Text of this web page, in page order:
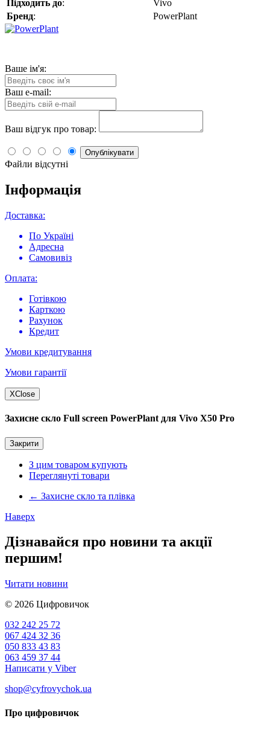
Підходить до:
Vivo
Бренд: PowerPlant
Ваше ім'я:
Ваш e-mail:
Ваш відгук про товар:
Опублікувати
Файли відсутні
Інформація
Доставка:
По Україні
Адресна
Самовивіз
Оплата:
Готівкою
Карткою
Рахунок
Кредит
Умови кредитування
Умови гарантії
XClose
Захисне скло Full screen PowerPlant для Vivo X50 Pro
Закрити
З цим товаром купують
Переглянуті товари
← Захисне скло та плівка
Наверх
Дізнавайся про новини та акції
першим!
Читати новини
© 2026 Цифровичок
032 242 25 72
067 424 32 36
050 833 43 83
063 459 37 44
Написати у Viber
shop@cyfrovychok.ua
Про цифровичок